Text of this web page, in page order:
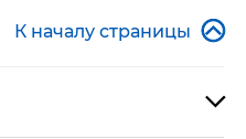
К началу страницы 
